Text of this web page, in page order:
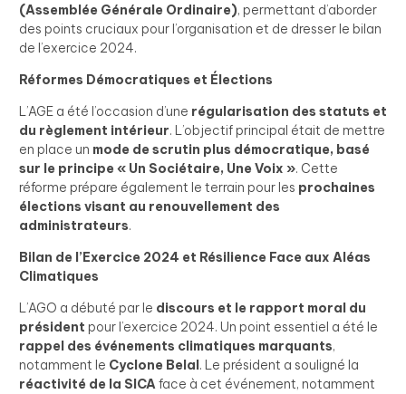
(Assemblée Générale Ordinaire), permettant d’aborder
des points cruciaux pour l’organisation et de dresser le bilan
de l’exercice 2024.
Réformes Démocratiques et Élections
L’AGE a été l’occasion d’une régularisation des statuts et
du règlement intérieur. L’objectif principal était de mettre
en place un mode de scrutin plus démocratique, basé
sur le principe « Un Sociétaire, Une Voix ». Cette
réforme prépare également le terrain pour les prochaines
élections visant au renouvellement des
administrateurs.
Bilan de l’Exercice 2024 et Résilience Face aux Aléas
Climatiques
L’AGO a débuté par le discours et le rapport moral du
président pour l’exercice 2024. Un point essentiel a été le
rappel des événements climatiques marquants,
notamment le Cyclone Belal. Le président a souligné la
réactivité de la SICAface à cet événement, notamment